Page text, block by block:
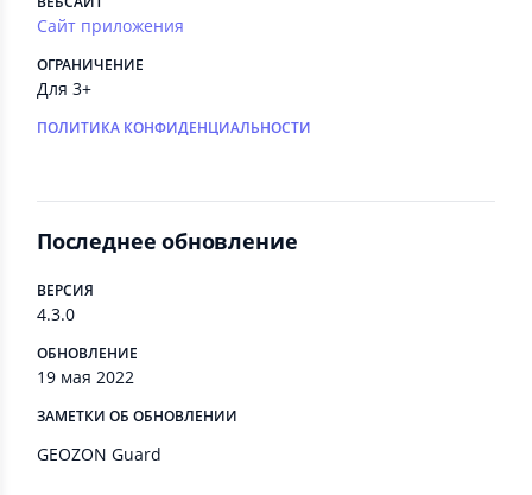
Сайт приложения
ОГРАНИЧЕНИЕ
Для 3+
ПОЛИТИКА КОНФИДЕНЦИАЛЬНОСТИ
Последнее обновление
ВЕРСИЯ
4.3.0
ОБНОВЛЕНИЕ
19 мая 2022
ЗАМЕТКИ ОБ ОБНОВЛЕНИИ
GEOZON Guard